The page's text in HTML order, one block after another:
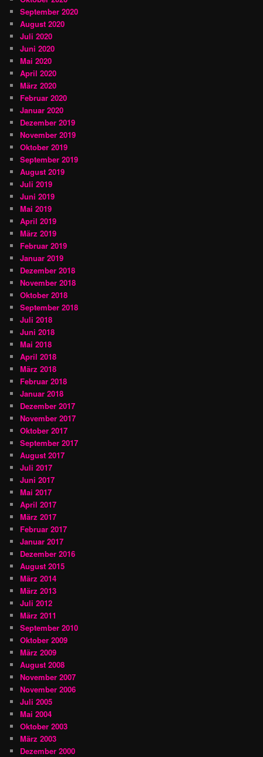
September 2020
August 2020
Juli 2020
Juni 2020
Mai 2020
April 2020
März 2020
Februar 2020
Januar 2020
Dezember 2019
November 2019
Oktober 2019
September 2019
August 2019
Juli 2019
Juni 2019
Mai 2019
April 2019
März 2019
Februar 2019
Januar 2019
Dezember 2018
November 2018
Oktober 2018
September 2018
Juli 2018
Juni 2018
Mai 2018
April 2018
März 2018
Februar 2018
Januar 2018
Dezember 2017
November 2017
Oktober 2017
September 2017
August 2017
Juli 2017
Juni 2017
Mai 2017
April 2017
März 2017
Februar 2017
Januar 2017
Dezember 2016
August 2015
März 2014
März 2013
Juli 2012
März 2011
September 2010
Oktober 2009
März 2009
August 2008
November 2007
November 2006
Juli 2005
Mai 2004
Oktober 2003
März 2003
Dezember 2000